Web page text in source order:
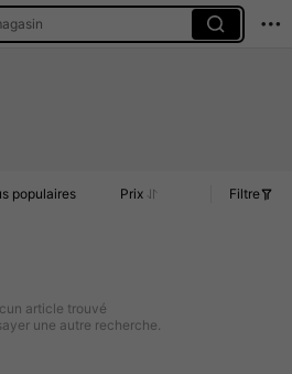
populaires Prix Filtre
article trouvé
une autre recherche.